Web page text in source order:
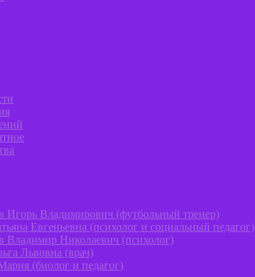
Игорь Владимирович (футбольный тренер)
Евгеньевна (психолог и социальный педагог)
Владимир Николаевич (психолог)
Львовна (врач)
(биолог и педагог)